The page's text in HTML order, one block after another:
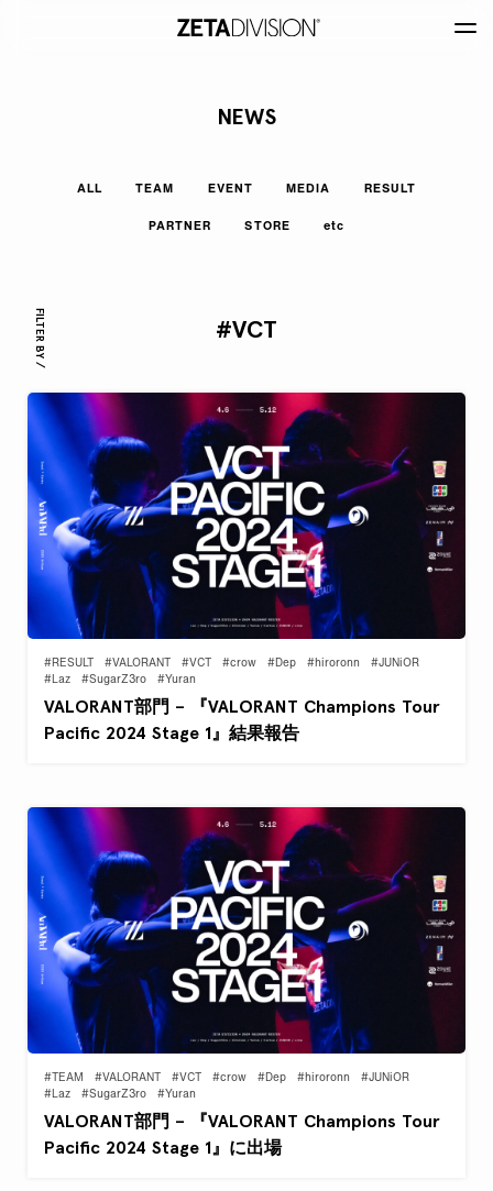
NEWS
ALL TEAM EVENT MEDIA RESULT
PARTNER STORE etc
FILTER BY / #VCT
#RESULT #VALORANT #VCT #crow #Dep #hiroronn
#JUNiOR
#Laz
#SugarZ3ro #Yuran
VALORANT部門 – 『VALORANT Champions Tour
Pacific 2024 Stage 1』結果報告
#TEAM #VALORANT #VCT #crow #Dep #hiroronn
#JUNiOR
#Laz
#SugarZ3ro #Yuran
VALORANT部門 – 『VALORANT Champions Tour
Pacific 2024 Stage 1』に出場